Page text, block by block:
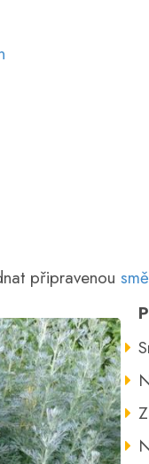
připravenou